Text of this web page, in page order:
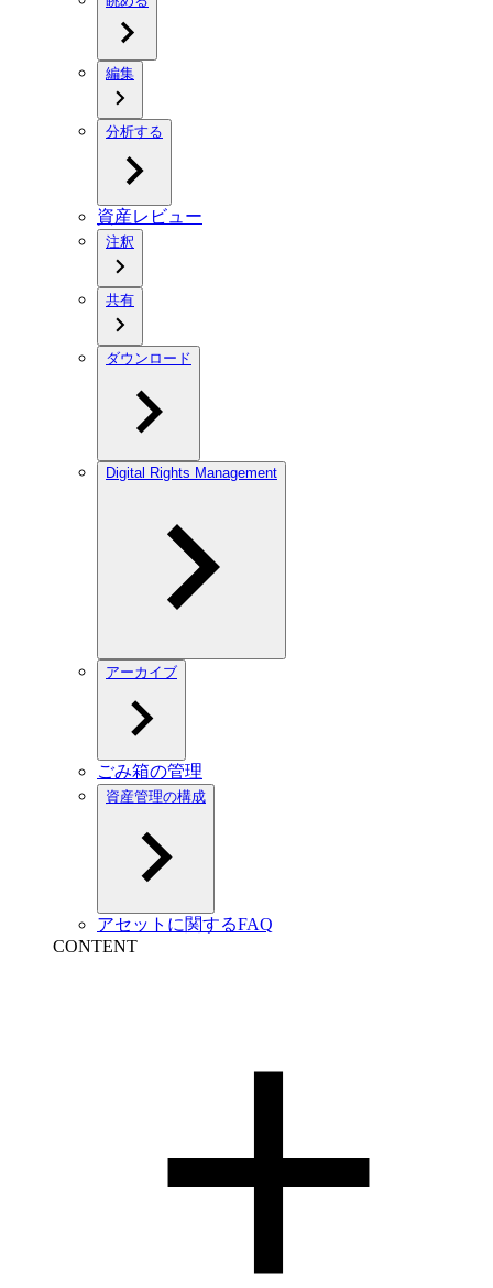
編集
分析する
資産レビュー
注釈
共有
ダウンロード
Digital Rights Management
アーカイブ
ごみ箱の管理
資産管理の構成
アセットに関するFAQ
CONTENT